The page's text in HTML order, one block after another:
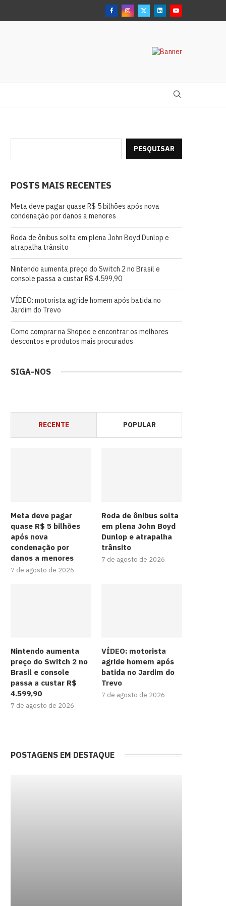
PESQUISAR
POSTS MAIS RECENTES
Meta deve pagar quase R$ 5 bilhões após nova
condenação por danos a menores
Roda de ônibus solta em plena John Boyd Dunlop e
atrapalha trânsito
Nintendo aumenta preço do Switch 2 no Brasil e
console passa a custar R$ 4.599,90
VÍDEO: motorista agride homem após batida no
Jardim do Trevo
Como comprar na Shopee e encontrar os melhores
descontos e produtos mais procurados
SIGA-NOS
RECENTE POPULAR
Meta deve pagar
quase R$ 5 bilhões
após nova
condenação por
danos a menores
7 de agosto de 2026
Roda de ônibus solta
em plena John Boyd
Dunlop e atrapalha
trânsito
7 de agosto de 2026
Nintendo aumenta
preço do Switch 2 no
Brasil e console
passa a custar R$
4.599,90
7 de agosto de 2026
VÍDEO: motorista
agride homem após
batida no Jardim do
Trevo
7 de agosto de 2026
POSTAGENS EM DESTAQUE